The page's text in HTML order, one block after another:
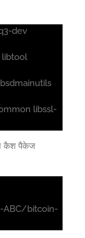
dev
libtool
libssl-
कैश पैकेज
ABC/bitcoin-